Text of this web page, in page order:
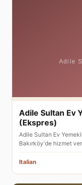
Adile Sultan Ev
(Ekspres)
Adile Sultan Ev
Bakırköy'de hizmet
Italian